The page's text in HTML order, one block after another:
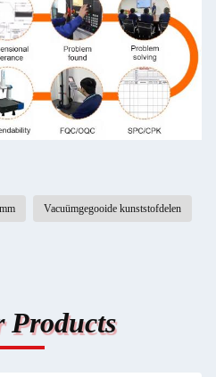
Vacuümgegooide kunststofdelen
Products